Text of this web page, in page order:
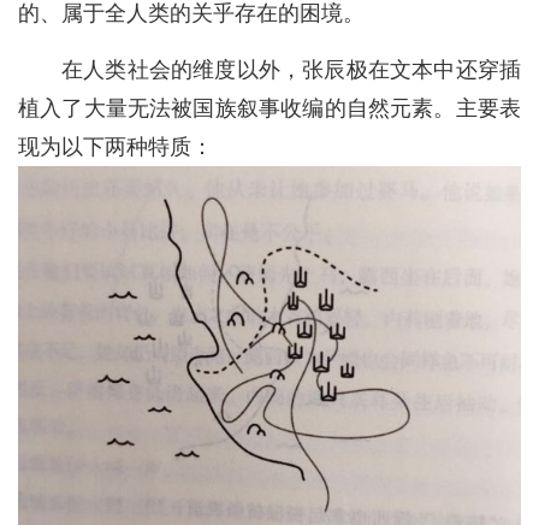
的、属于全人类的关乎存在的困境。
在人类社会的维度以外，张辰极在文本中还穿插
植入了大量无法被国族叙事收编的自然元素。主要表
现为以下两种特质：